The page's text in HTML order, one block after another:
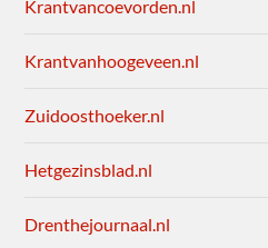
Krantvancoevorden.nl
Krantvanhoogeveen.nl
Zuidoosthoeker.nl
Hetgezinsblad.nl
Drenthejournaal.nl